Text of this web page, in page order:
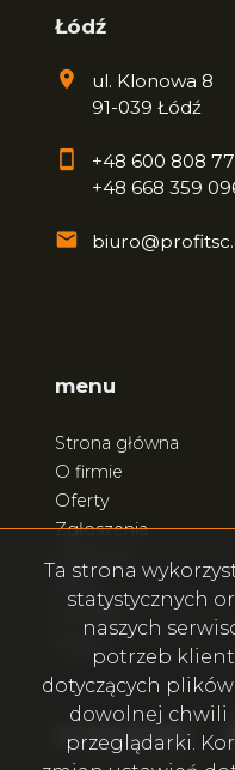
Łódź
ul. Klonowa 8
91-039 Łódź
+48 600 808
+48 668 359
menu
Strona główna
O firmie
Oferty
Zgłoszenia
Kontakt
social.media
Ta strona
statystycznych
naszych
potrzeb
dotyczących
dowolnej chwili
przeglądarki.